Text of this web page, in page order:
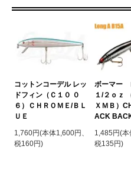
コットンコーデル レッ
ドフィン（Ｃ１０ ０
６）ＣＨＲＯＭＥ/ＢＬ
ＵＥ
1,760円(本体1,600円、
税160円)
ボーマー
１/２ｏｚ
ＸＭＢ）
ACK
1,485円(本
税135円)